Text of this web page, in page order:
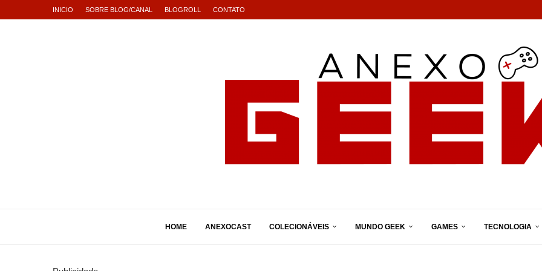
INICIO SOBRE BLOG/CANAL BLOGROLL CONTATO
HOME ANEXOCAST COLECIONÁVEIS MUNDO GEEK GAMES TECNOLOGIA